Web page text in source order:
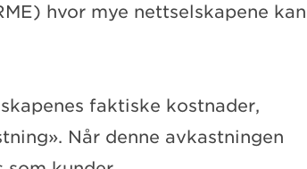
hvor mye nettselskapene kan
faktiske kostnader,
Når denne avkastningen